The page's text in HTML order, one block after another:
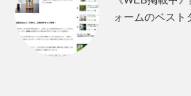
ォームのベスト